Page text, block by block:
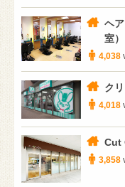
ヘ
室）
4,038
ク
4,018
Cut
3,858